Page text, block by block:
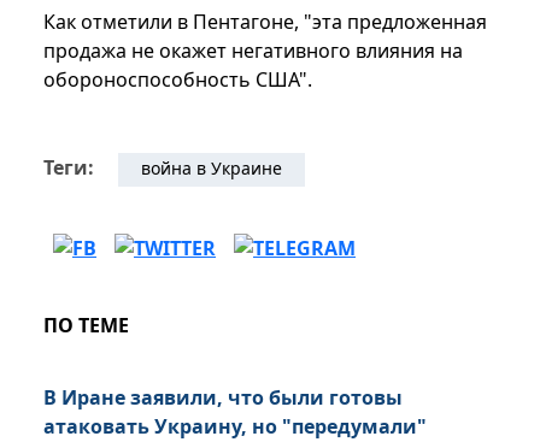
Как отметили в Пентагоне, "эта предложенная
продажа не окажет негативного влияния на
обороноспособность США".
Теги: война в Украине
ПО ТЕМЕ
В Иране заявили, что были готовы
атаковать Украину, но "передумали"